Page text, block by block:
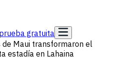
gratuita
de Maui transformaron el
estadía en Lahaina